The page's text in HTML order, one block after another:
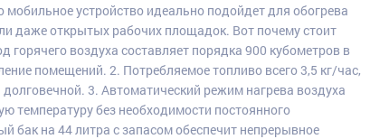
устройство идеально подойдет для обогрева
даже открытых рабочих площадок. Вот почему стоит
воздуха составляет порядка 900 кубометров в
помещений. 2. Потребляемое топливо всего 3,5 кг/час,
3. Автоматический режим нагрева воздуха
температуру без необходимости постоянного
бак на 44 литра с запасом обеспечит непрерывное